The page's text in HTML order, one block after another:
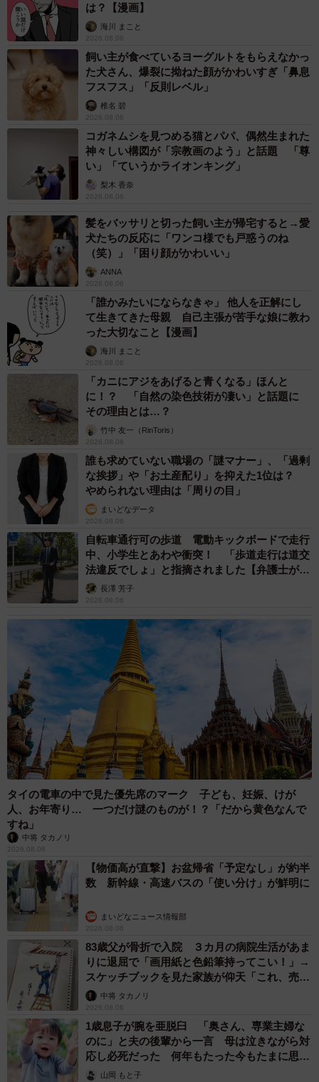
は？【漫画】
海川 まこと
2026.08.06
飼い主が食べているヨーグルトをもらえなかっ
た犬さん、爆裂に拗ねた顔がかわいすぎ「鼻息
フスフス」「反則レベル」
椎名 碧
2026.08.06
コガネムシを見つめる猫とパパ、偶然生まれた
神々しい構図が「宗教画のよう」と話題 「尊
い」「ていうかライオンキング」
梨木 香奈
2026.08.06
髪をバッサリと切った飼い主が帰宅すると→愛
犬たちの反応に「ワンコ様でも戸惑うのね
（笑）」「困り顔がかわいい」
ANNA
2026.08.06
「誰かみたいにならなきゃ」 他人を正解にし
て生きてきた母親 自己主張が苦手な娘に教わ
った大切なこと【漫画】
海川 まこと
2026.08.06
「カニにアジをあげると青くなる」ほんと
に！？ 「自然の染色技術が凄い」と話題に
その理由とは…？
竹中 友一（RinToris）
2026.08.06
誰も求めていない職場の「謎マナー」、「過剰
な挨拶」や「お土産配り」を抑えた1位は？
やめられない理由は「周りの目」
まいどなデータ
2026.08.06
自転車通行可の歩道 電動キックボードで走行
中、小学生とあわや衝突！ 「歩道走行は道交
法違反でしょ」と指摘されました【弁護士が解
説】長澤 芳子
2026.08.06
タイの電車の中で見た優先席のマーク 子ども、妊娠、けが
人、お年寄り… 一つだけ謎のものが！？「だから黄色なんで
すね」
中将 タカノリ
2026.08.06
【物価高が直撃】お盆帰省「予定なし」が約半
数 新幹線・高速バスの「使い分け」が鮮明に
まいどなニュース情報部
2026.08.06
83歳父が骨折で入院 ３カ月の病院生活があま
りに退屈で「画用紙と色鉛筆持ってこい！」→
スケッチブックを見た家族が仰天「これ、売れ
ますよ…」
中将 タカノリ
2026.08.06
1歳息子が腕を亜脱臼 「奥さん、専業主婦な
のに」と夫の後輩から一言 母は泣きながら対
応し必死だった 何年もたった今もたまに思い
出し…山岡 もと子